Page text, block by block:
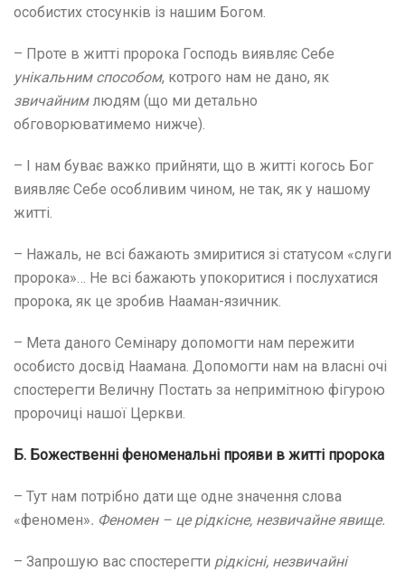
особистих стосунків із нашим Богом.
– Проте в житті пророка Господь виявляє Себе
унікальним способом, котрого нам не дано, як
звичайнимлюдям (що ми детально
обговорюватимемо нижче).
– І нам буває важко прийняти, що в житті когось Бог
виявляє Себе особливим чином, не так, як у нашому
житті.
– Нажаль, не всі бажають змиритися зі статусом «слуги
пророка»… Не всі бажають упокоритися і послухатися
пророка, як це зробив Нааман-язичник.
– Мета даного Семінару допомогти нам пережити
особисто досвід Наамана. Допомогти нам на власні очі
спостерегти Величну Постать за непримітною фігурою
пророчиці нашої Церкви.
Б. Божественні феноменальні прояви в житті пророка
– Тут нам потрібно дати ще одне значення слова
«феномен». Феномен – це рідкісне, незвичайне явище.
– Запрошую вас спостерегти рідкісні, незвичайні